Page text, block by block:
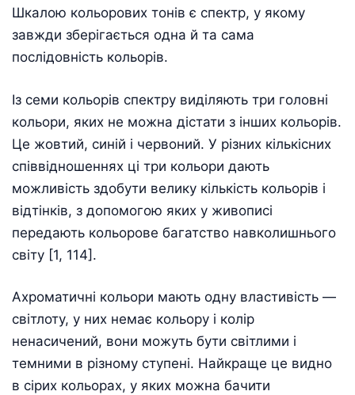
Шкалою кольорових тонів є спектр, у якому
завжди зберігається одна й та сама
послідовність кольорів.
Із семи кольорів спектру виділяють три головні
кольори, яких не можна дістати з інших кольорів.
Це жовтий, синій і червоний. У різних кількісних
співвідношеннях ці три кольори дають
можливість здобути велику кількість кольорів і
відтінків, з допомогою яких у живописі
передають кольорове багатство навколишнього
світу [1, 114].
Ахроматичні кольори мають одну властивість —
світлоту, у них немає кольору і колір
ненасичений, вони можуть бути світлими і
темними в різному ступені. Найкраще це видно
в сірих кольорах, у яких можна бачити